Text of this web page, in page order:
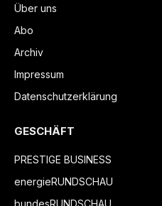
Über uns
Abo
Archiv
Impressum
Datenschutzerklärung
GESCHÄFT
PRESTIGE BUSINESS
energieRUNDSCHAU
bundesRUNDSCHAU